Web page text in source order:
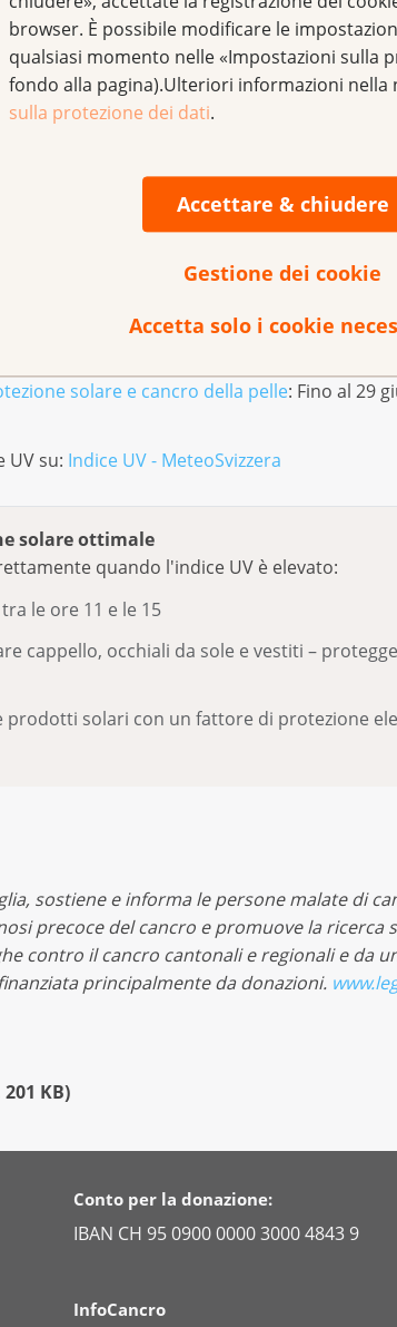
browser. È possibile modificare le
qualsiasi momento nelle «Impostazioni sulla
fondo alla pagina).Ulteriori informazioni nella
sulla protezione dei dati.
Accettare & chiudere
Gestione dei cookie
Accetta solo i cookie
forti ovunque. Si intensificano, tra l’altro,
del 10 per cento. Anche le superfici
senza essere notate. E anche
motto è: controllare le previsioni del tempo e
solare e cancro della pelle: Fino al 29
UV su: Indice UV - MeteoSvizzera
solare ottimale
quando l'indice UV è elevato:
le ore 11 e le 15
cappello, occhiali da sole e vestiti –
prodotti solari con un fattore di protezione
sostiene e informa le persone malate di
precoce del cancro e promuove la ricerca
contro il cancro cantonali e regionali e da
principalmente da donazioni.
201 KB)
Conto per la donazione:
IBAN CH 95 0900 0000 3000 4843 9
InfoCancro